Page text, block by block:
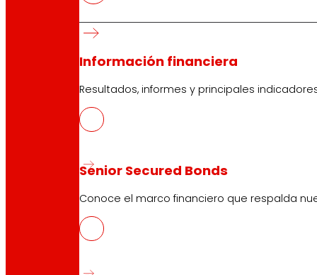
Información financiera
Resultados, informes y principales
Senior Secured Bonds
Conoce el marco financiero que respalda
EROSKI es el primer grupo de distribución de
zona; siendo líder en País Vasco, Navarra, y Galicia y
supermercados online; además de gasolineras,
Compartir en: